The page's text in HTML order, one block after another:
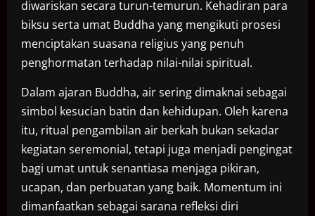
diwariskan secara turun-temurun. Kehadiran para
biksu serta umat Buddha yang mengikuti prosesi
menciptakan suasana religius yang penuh
penghormatan terhadap nilai-nilai spiritual.
Dalam ajaran Buddha, air sering dimaknai sebagai
simbol kesucian batin dan kehidupan. Oleh karena
itu, ritual pengambilan air berkah bukan sekadar
kegiatan seremonial, tetapi juga menjadi pengingat
bagi umat untuk senantiasa menjaga pikiran,
ucapan, dan perbuatan yang baik. Momentum ini
dimanfaatkan sebagai sarana refleksi diri